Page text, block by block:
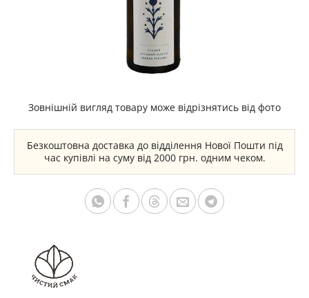
Зовнішній вигляд товару може відрізнятись від фото
Безкоштовна доставка до відділення Нової Пошти під
час купівлі на суму від 2000 грн. одним чеком.